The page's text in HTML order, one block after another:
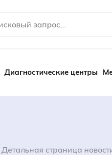
Диагностические центры
Детальная страница